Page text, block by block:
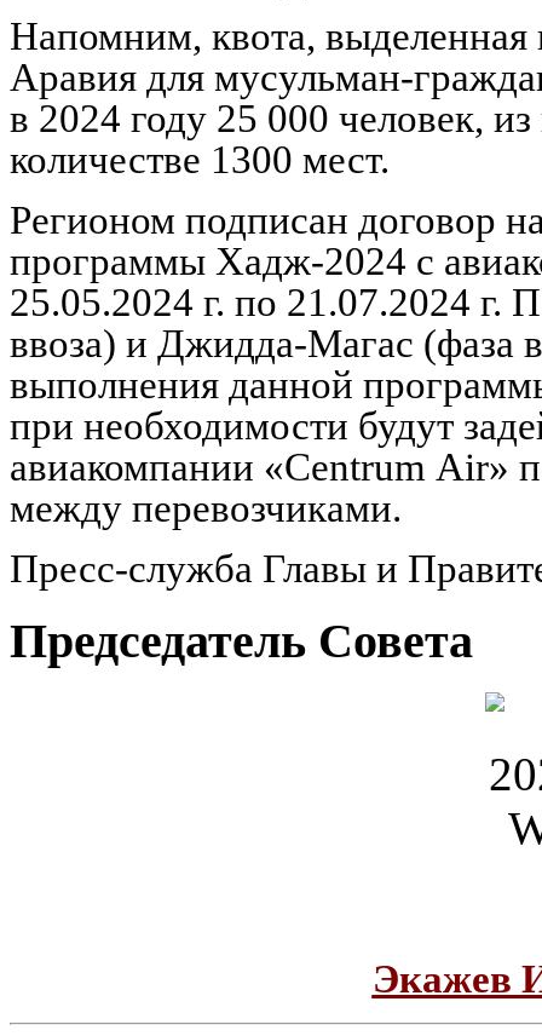
Напомним, квота, выделенная
Аравия для мусульман-
в 2024 году 25 000 человек,
количестве 1300 мест.
Регионом подписан договор
программы Хадж-2024 с
25.05.2024 г. по 21.07.2024
ввоза) и Джидда-Магас (фаза
выполнения данной
при необходимости будут
авиакомпании «Centrum Air»
между перевозчиками.
Пресс-служба Главы и
Председатель Совета
Экажев